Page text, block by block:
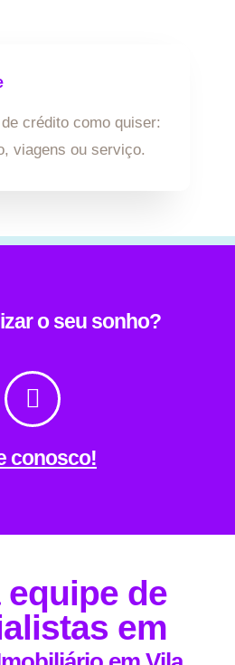
crédito como quiser:
viagens ou serviço.
o seu sonho?
conosco!
equipe de
em